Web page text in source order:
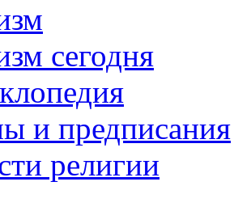
сегодня
и предписания
религии